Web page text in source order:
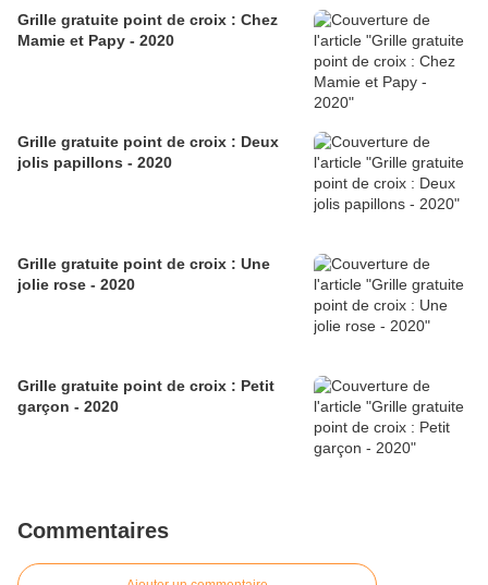
Grille gratuite point de croix : Chez
Mamie et Papy - 2020
Grille gratuite point de croix : Deux
jolis papillons - 2020
Grille gratuite point de croix : Une
jolie rose - 2020
Grille gratuite point de croix : Petit
garçon - 2020
Commentaires